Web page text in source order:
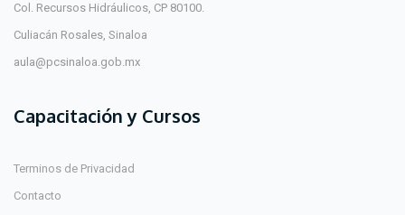
Col. Recursos Hidráulicos, CP 80100.
Culiacán Rosales, Sinaloa
aula@pcsinaloa.gob.mx
Capacitación y Cursos
Terminos de Privacidad
Contacto